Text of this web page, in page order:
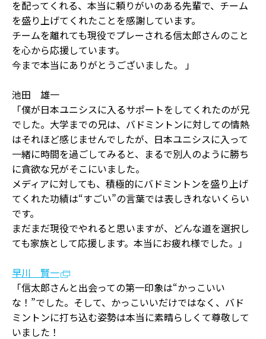
を配ってくれる、本当に頼りがいのある先輩で、チーム
を盛り上げてくれたことを感謝しています。
チームを離れても現役でプレーされる信太郎さんのこと
を心から応援しています。
今まで本当にありがとうございました。 」
池田 雄一
「僕が日本ユニシスに入るサポートをしてくれたのが兄
でした。大学までの兄は、バドミントンに対しての情熱
はそれほど感じませんでしたが、日本ユニシスに入って
一緒に時間を過ごしてみると、まるで別人のように勝ち
に貪欲な兄がそこにいました。
メディアに対しても、積極的にバドミントンを盛り上げ
てくれた功績は“すごい”の言葉では表しきれないくらい
です。
まだまだ現役でやれると思いますが、どんな道を選択し
ても家族として応援します。本当にお疲れ様でした。」
早川 賢一
「信太郎さんと出会っての第一印象は“かっこいい
な！”でした。そして、かっこいいだけではなく、バド
ミントンに打ち込む姿勢は本当に素晴らしくて尊敬して
いました！